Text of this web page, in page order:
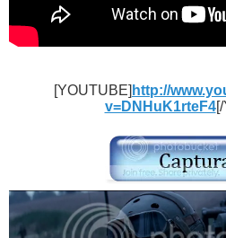
[YOUTUBE] http://
v=DNHuK1rteF4[/